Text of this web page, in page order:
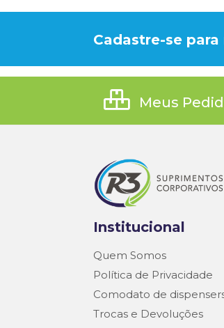
Cadastre-se
Meus
Institucional
Quem Somos
Política de Privacidade
Comodato de
Trocas e Devoluções